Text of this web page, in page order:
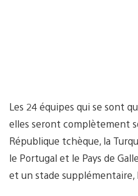
Les 24 équipes qui se sont
elles seront complètement
République tchèque, la
le Portugal et le Pays de
et un stade supplémentaire,